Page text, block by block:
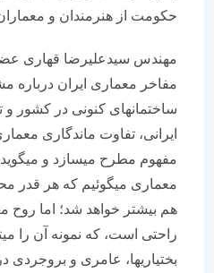
حكومت از هنرمندان و معماران قابل
مهندس سیدعلیرضا قهاری عضو هیات
مفاخر معماری ایران درباره
ساختمان‏های كنونی در كشور و
ایرانی، تفاوت ماندگاری معماری
مفهوم مطرح می‏سازد و می‏گوید: ظاهر
معماری می‏گوئیم كه هر قدر
هم بیشتر خواهد شد؛ اما روح
راحتی است، كه نمونه آن را
بختیاری‏ها، عامری و بروجردی در